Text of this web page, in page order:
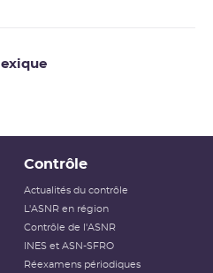
Contrôle
Actualités du contrôle
L'ASNR en région
Contrôle de l'ASNR
INES et ASN-SFRO
Réexamens périodiques